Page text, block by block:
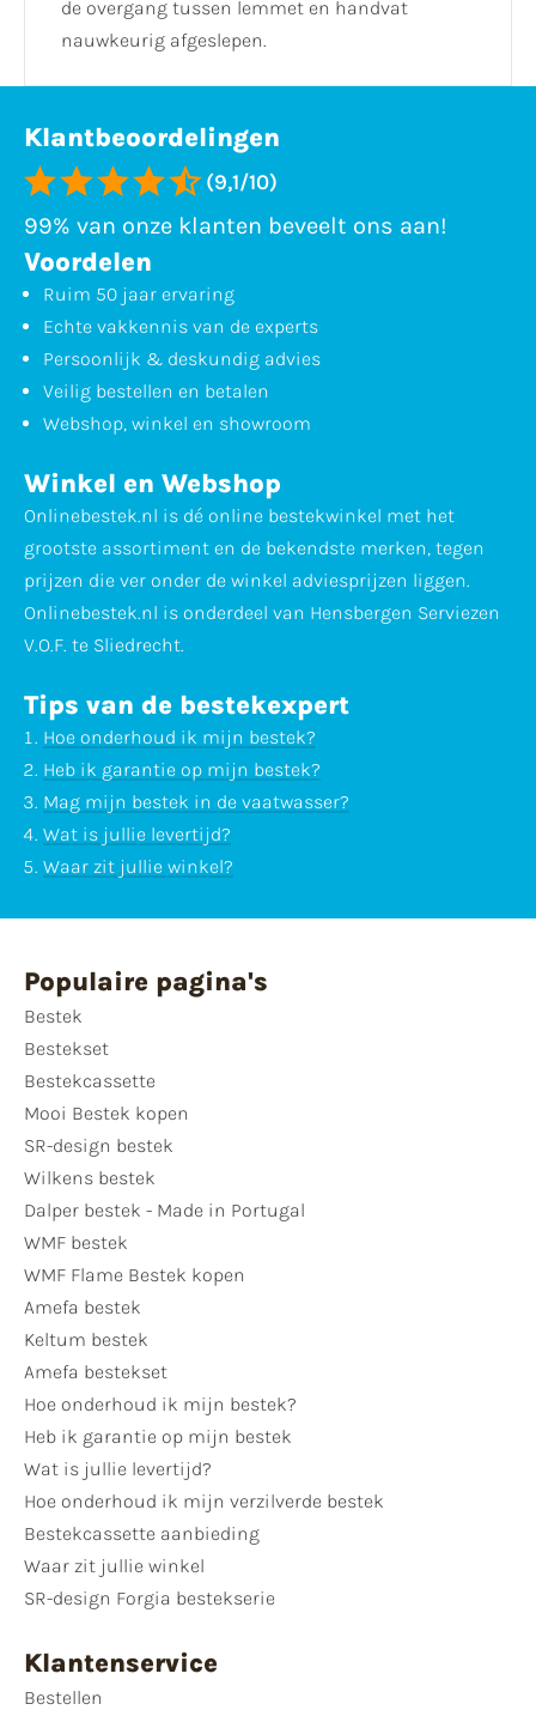
de overgang tussen lemmet en handvat
nauwkeurig afgeslepen.
Klantbeoordelingen
(9,1/10)
99% van onze klanten beveelt ons aan!
Voordelen
Ruim 50 jaar ervaring
Echte vakkennis van de experts
Persoonlijk & deskundig advies
Veilig bestellen en betalen
Webshop, winkel en showroom
Winkel en Webshop
Onlinebestek.nl is dé online bestekwinkel met het
grootste assortiment en de bekendste merken, tegen
prijzen die ver onder de winkel adviesprijzen liggen.
Onlinebestek.nl is onderdeel van Hensbergen Serviezen
V.O.F. te Sliedrecht.
Tips van de bestekexpert
Hoe onderhoud ik mijn bestek?
Heb ik garantie op mijn bestek?
Mag mijn bestek in de vaatwasser?
Wat is jullie levertijd?
Waar zit jullie winkel?
Populaire pagina's
Bestek
Bestekset
Bestekcassette
Mooi Bestek kopen
SR-design bestek
Wilkens bestek
Dalper bestek - Made in Portugal
WMF bestek
WMF Flame Bestek kopen
Amefa bestek
Keltum bestek
Amefa bestekset
Hoe onderhoud ik mijn bestek?
Heb ik garantie op mijn bestek
Wat is jullie levertijd?
Hoe onderhoud ik mijn verzilverde bestek
Bestekcassette aanbieding
Waar zit jullie winkel
SR-design Forgia bestekserie
Klantenservice
Bestellen